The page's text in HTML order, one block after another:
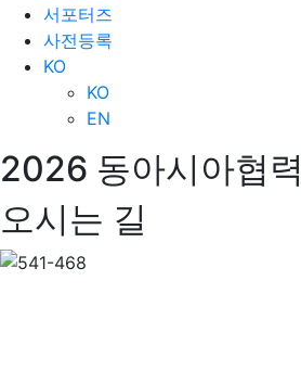
서포터즈
사전등록
KO
KO
EN
2026 동아시아협
오시는 길